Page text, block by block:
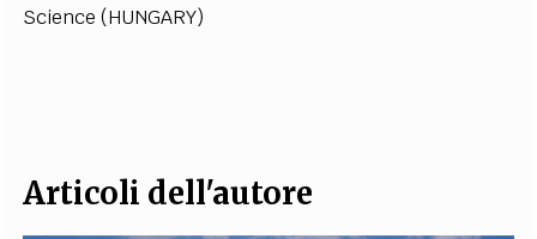
Science (HUNGARY)
Articoli dell'autore